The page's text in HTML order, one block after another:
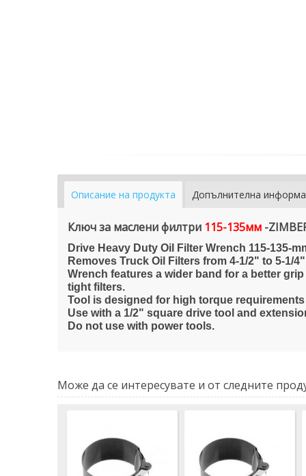
Описание на продукта Допълнителна
Ключ за маслени филтри 115-135мм -
Drive Heavy Duty Oil Filter Wrench 115-135-
Removes Truck Oil Filters from 4-1/2" to 5-1/
Wrench features a wider band for a better
tight filters.
Tool is designed for high torque
Use with a 1/2" square drive tool and
Do not use with power tools.
Може да се интересувате и от следните